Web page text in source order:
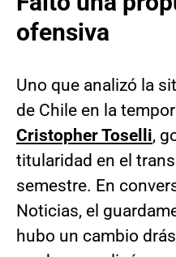
ofensiva
Uno que analizó la
de Chile en la
Cristopher Toselli,
titularidad en el
semestre. En
Noticias, el
hubo un cambio